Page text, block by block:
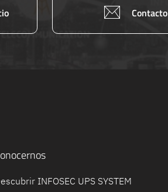
Contacto
INFOSEC UPS SYSTEM